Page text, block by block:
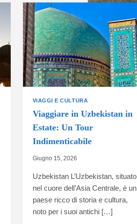
VIAGGI E CULTURA
Viaggiare in Uzbekistan in
Estate: Un Tour
Indimenticabile
Giugno 15, 2026
Uzbekistan L’Uzbekistan, situato
nel cuore dell’Asia Centrale, è un
paese ricco di storia e cultura,
noto per i suoi antichi […]